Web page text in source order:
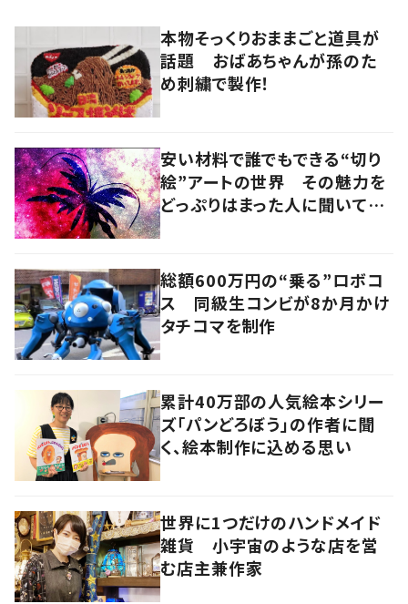
本物そっくりおままごと道具が
話題 おばあちゃんが孫のた
め刺繍で製作！
安い材料で誰でもできる“切り
絵”アートの世界 その魅力を
どっぷりはまった人に聞いてみ
総額600万円の“乗る”ロボコ
ス 同級生コンビが8か月かけ
タチコマを制作
累計40万部の人気絵本シリー
ズ「パンどろぼう」の作者に聞
く、絵本制作に込める思い
世界に1つだけのハンドメイド
雑貨 小宇宙のような店を営
む店主兼作家